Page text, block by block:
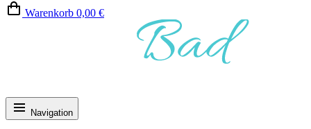
Warenkorb 0,00 €
Navigation